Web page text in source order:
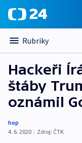
Rubriky
Hackeři
štáby
oznámil
hop
4. 6. 2020 | Zdroj: ČTK